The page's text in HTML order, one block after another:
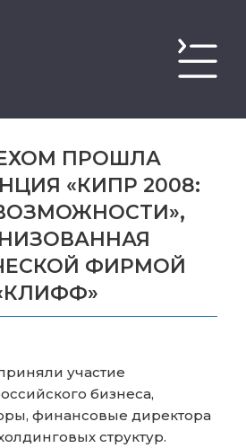
ПРОШЛА
«КИПР 2008:
ФИРМОЙ
участие
бизнеса,
финансовые директора
структур.